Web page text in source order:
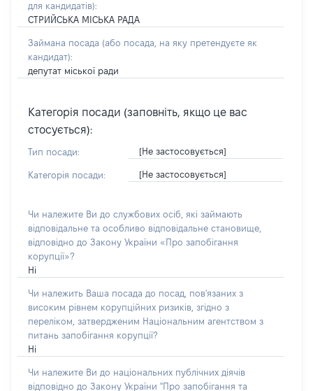
для кандидатів):
СТРИЙСЬКА МІСЬКА РАДА
Займана посада (або посада, на яку претендуєте як
кандидат):
депутат міської ради
Категорія посади (заповніть, якщо це вас
стосується):
Тип посади: [Не застосовується]
Категорія посади: [Не застосовується]
Чи належите Ви до службових осіб, які займають
відповідальне та особливо відповідальне становище,
відповідно до Закону України «Про запобігання
корупції»?
Ні
Чи належить Ваша посада до посад, пов'язаних з
високим рівнем корупційних ризиків, згідно з
переліком, затвердженим Національним агентством з
питань запобігання корупції?
Ні
Чи належите Ви до національних публічних діячів
відповідно до Закону України "Про запобігання та